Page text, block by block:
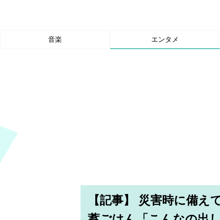
音楽 エンタメ
【記事】 災害時に備え